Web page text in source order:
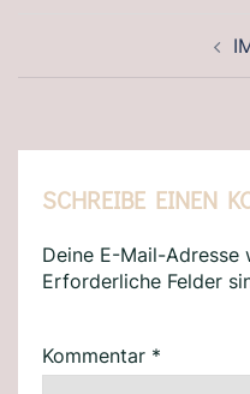
SCHREIBE EINEN
Deine E-Mail-
Erforderliche Felder
Kommentar *